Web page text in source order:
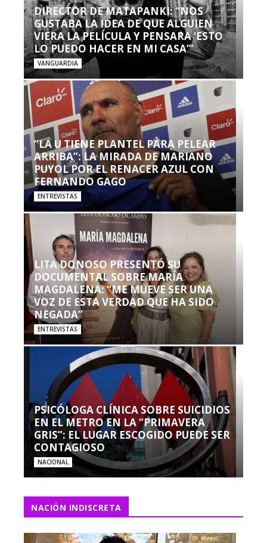
DIRECTOR DE MATAPANKI: “NOS
GUSTABA LA IDEA DE QUE ALGUIEN
VIERA LA PELÍCULA Y PENSARA ‘ESTO
LO PUEDO HACER EN MI CASA’”
VANGUARDIA
“LA U TIENE PLANTEL PARA PELEAR
ARRIBA”: LA MIRADA DE MARIANO
PUYOL POR EL RENACER AZUL CON
FERNANDO GAGO
ENTREVISTAS
LITA DONOSO PRESENTÓ SU
DOCUMENTAL SOBRE MARÍA
MAGDALENA: “ME MUEVE SER UNA
VOZ DE ESTA VERDAD QUE HA SIDO
NEGADA”
ENTREVISTAS
PSICÓLOGA CLÍNICA SOBRE SUICIDIOS
EN EL METRO EN LA “PRIMAVERA
GRIS”: EL LUGAR ESCOGIDO PUEDE SER
CONTAGIOSO
NACIONAL
NACIÓN INDISCRETA